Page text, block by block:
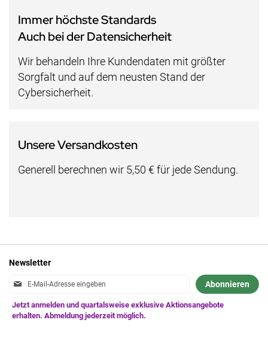
Immer höchste Standards
Auch bei der Datensicherheit
Wir behandeln Ihre Kundendaten mit größter
Sorgfalt und auf dem neusten Stand der
Cybersicherheit.
Unsere Versandkosten
Generell berechnen wir 5,50 € für jede Sendung.
Newsletter
Anmeldung
Newsletter:
Abonnieren